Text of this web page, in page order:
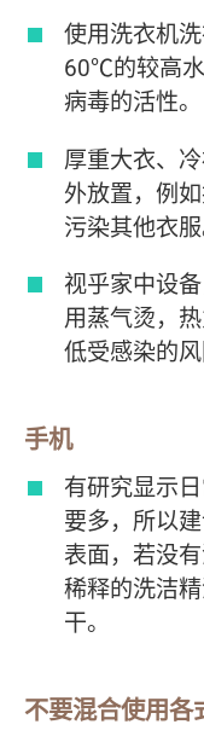
使用洗衣机
60℃的较高
病毒的活性。
厚重大衣、
外放置，例
污染其他衣服
视乎家中设
用蒸气烫，
低受感染的风
手机
有研究显示
要多，所以
表面，若没
稀释的洗洁
干。
不要混合使用各